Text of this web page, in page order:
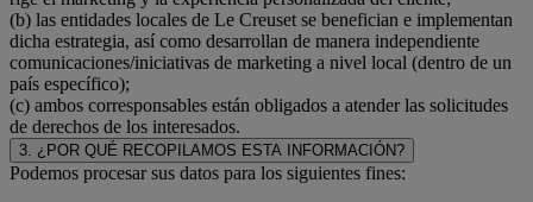
(b) las entidades locales de Le Creuset se benefician e implementan
dicha estrategia, así como desarrollan de manera independiente
comunicaciones/iniciativas de marketing a nivel local (dentro de un
país específico);
(c) ambos corresponsables están obligados a atender las solicitudes
de derechos de los interesados.
3. ¿POR QUÉ RECOPILAMOS ESTA INFORMACIÓN?
Podemos procesar sus datos para los siguientes fines: